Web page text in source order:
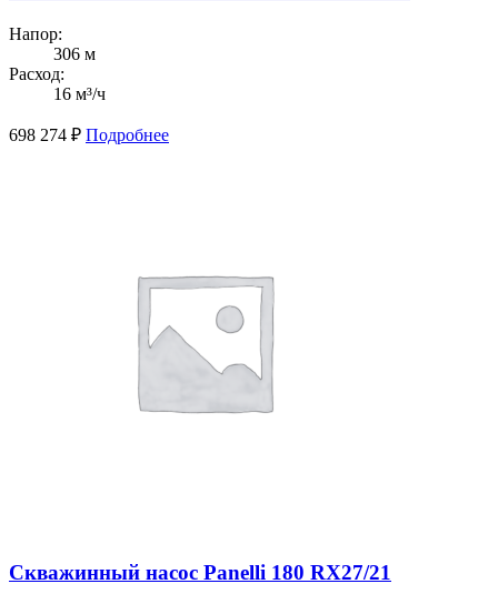
Напор:
306 м
Расход:
16 м³/ч
698 274 ₽ Подробнее
Скважинный насос Panelli 180 RX27/21